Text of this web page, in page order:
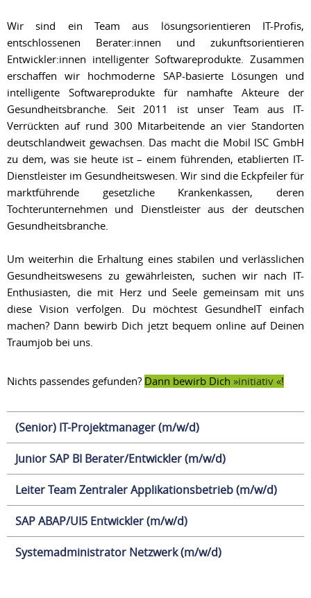
Wir sind ein Team aus lösungsorientieren IT-Profis,
entschlossenen Berater:innen und zukunftsorientieren
Entwickler:innen intelligenter Softwareprodukte. Zusammen
erschaffen wir hochmoderne SAP-basierte Lösungen und
intelligente Softwareprodukte für namhafte Akteure der
Gesundheitsbranche. Seit 2011 ist unser Team aus IT-
Verrückten auf rund 300 Mitarbeitende an vier Standorten
deutschlandweit gewachsen. Das macht die Mobil ISC GmbH
zu dem, was sie heute ist – einem führenden, etablierten IT-
Dienstleister im Gesundheitswesen. Wir sind die Eckpfeiler für
marktführende gesetzliche Krankenkassen, deren
Tochterunternehmen und Dienstleister aus der deutschen
Gesundheitsbranche.
Um weiterhin die Erhaltung eines stabilen und verlässlichen
Gesundheitswesens zu gewährleisten, suchen wir nach IT-
Enthusiasten, die mit Herz und Seele gemeinsam mit uns
diese Vision verfolgen. Du möchtest GesundheIT einfach
machen? Dann bewirb Dich jetzt bequem online auf Deinen
Traumjob bei uns.
Nichts passendes gefunden? Dann bewirb Dich initiativ !
(Senior) IT-Projektmanager (m/w/d)
Junior SAP BI Berater/Entwickler (m/w/d)
Leiter Team Zentraler Applikationsbetrieb (m/w/d)
SAP ABAP/UI5 Entwickler (m/w/d)
Systemadministrator Netzwerk (m/w/d)